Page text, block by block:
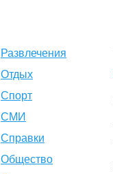
Развлечения
Отдых
Спорт
СМИ
Справки
Общество